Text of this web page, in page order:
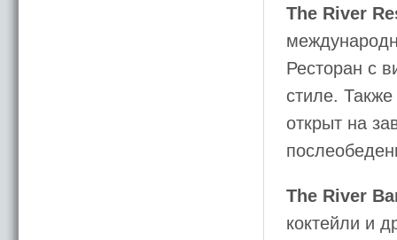
The River
Ресторан с
стиле.
открыт на
The River
коктейли и